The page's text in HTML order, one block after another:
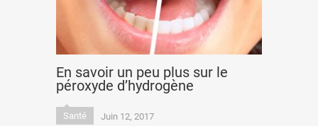
En savoir un peu plus sur le
péroxyde d’hydrogène
Santé Juin 12, 2017